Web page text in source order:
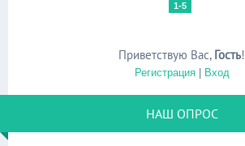
1-5
Приветствую Вас, Гость!
Регистрация| Вход
НАШ ОПРОС